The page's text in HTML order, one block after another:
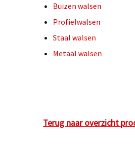
Buizen walsen
Profielwalsen
Staal walsen
Metaal walsen
Terug naar overzicht